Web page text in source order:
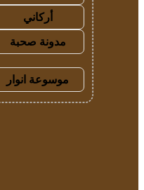
أركاني
مدونة صحبة
موسوعة انوار